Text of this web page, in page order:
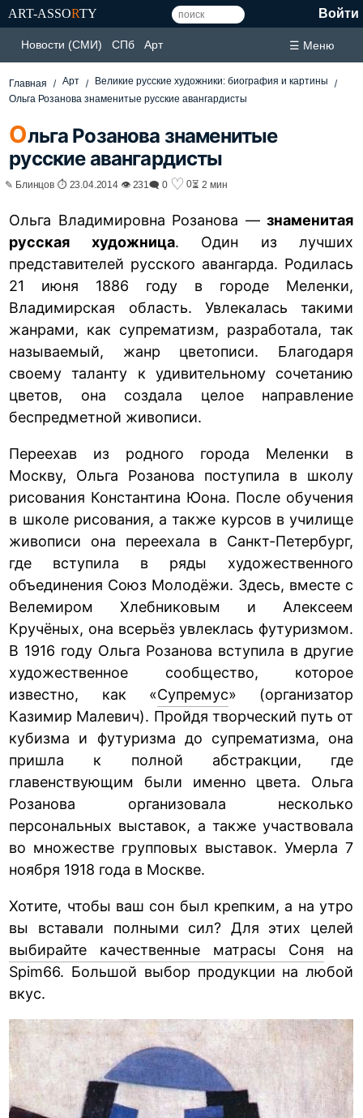
ART-ASSORTY Войти
Новости (СМИ) СПб Арт ☰ Меню
Главная Арт
Великие русские художники: биография и картины
Ольга Розанова знаменитые русские авангардисты
Ольга Розанова знаменитые
русские авангардисты
✎ Блинцов ⏱ 23.04.2014 👁 231🗨 0 ♡ 0⏳ 2 мин
Ольга Владимировна Розанова — знаменитая
русская художница. Один из лучших
представителей русского авангарда. Родилась
21 июня 1886 году в городе Меленки,
Владимирская область. Увлекалась такими
жанрами, как супрематизм, разработала, так
называемый, жанр цветописи. Благодаря
своему таланту к удивительному сочетанию
цветов, она создала целое направление
беспредметной живописи.
Переехав из родного города Меленки в
Москву, Ольга Розанова поступила в школу
рисования Константина Юона. После обучения
в школе рисования, а также курсов в училище
живописи она переехала в Санкт-Петербург,
где вступила в ряды художественного
объединения Союз Молодёжи. Здесь, вместе с
Велемиром Хлебниковым и Алексеем
Кручёных, она всерьёз увлеклась футуризмом.
В 1916 году Ольга Розанова вступила в другие
художественное сообщество, которое
известно, как «Супремус» (организатор
Казимир Малевич). Пройдя творческий путь от
кубизма и футуризма до супрематизма, она
пришла к полной абстракции, где
главенствующим были именно цвета. Ольга
Розанова организовала несколько
персональных выставок, а также участвовала
во множестве групповых выставок. Умерла 7
ноября 1918 года в Москве.
Хотите, чтобы ваш сон был крепким, а на утро
вы вставали полными сил? Для этих целей
выбирайте качественные матрасы Соня на
Spim66. Большой выбор продукции на любой
вкус.